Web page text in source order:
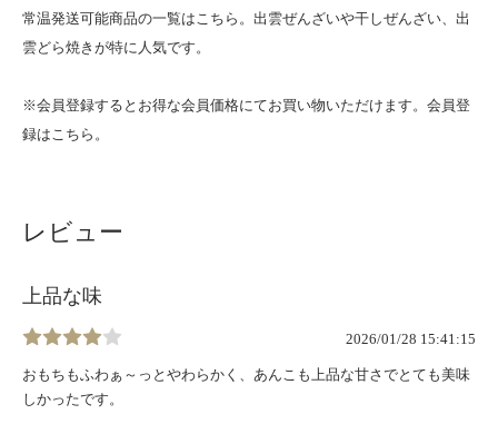
常温発送可能商品の一覧はこちら。 出雲ぜんざいや干しぜんざい、出
雲どら焼きが特に人気です。
※会員登録するとお得な会員価格にてお買い物いただけます。 会員登
録はこちら 。
レビュー
上品な味
2026/01/28 15:41:15
おもちもふわぁ～っとやわらかく、あんこも上品な甘さでとても美味
しかったです。